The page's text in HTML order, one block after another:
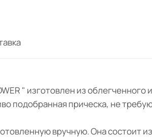
" изготовлен из
подобранная прическа, не
вручную. Она состоит